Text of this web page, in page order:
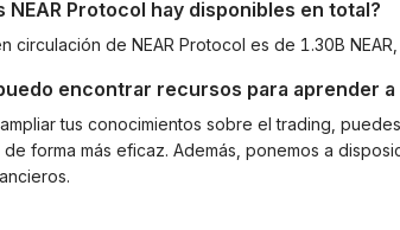
NEAR Protocol hay disponibles en total?
circulación de NEAR Protocol es de 1.30B
encontrar recursos para aprender
tus conocimientos sobre el trading,
de forma más eficaz. Además, ponemos a